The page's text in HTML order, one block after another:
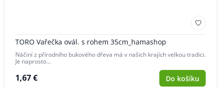
TORO Vařečka ovál. s rohem 35cm_hamashop
Náčiní z přírodního bukového dřeva má v našich krajích velkou tradici.
Je naprosto…
1,67 € Do košíku